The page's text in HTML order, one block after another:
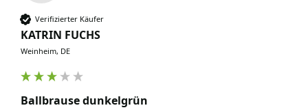
Verifizierter Käufer
KATRIN FUCHS
Weinheim, DE
Ballbrause dunkelgrün